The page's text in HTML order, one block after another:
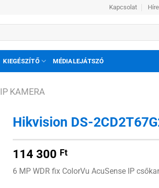
Kapcsolat
KIEGÉSZÍTŐ MÉDIALEJÁTSZÓ
IP KAMERA
Hikvision DS-
114 300 Ft
6 MP WDR fix ColorVu AcuSense IP